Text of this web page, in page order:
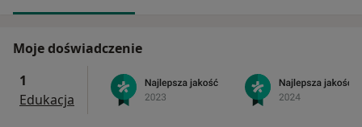
Moje doświadczenie
1
Edukacja